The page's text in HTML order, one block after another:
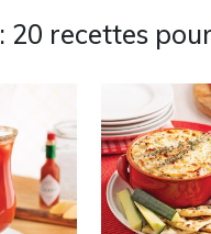
20 recettes